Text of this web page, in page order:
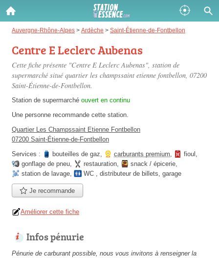
Auvergne-Rhône-Alpes > Ardèche > Saint-Étienne-de-Fontbellon
Centre E Leclerc Aubenas
Cette fiche présente "Centre E Leclerc Aubenas", station de
supermarché situé quartier les champssaint etienne fontbellon, 07200
Saint-Étienne-de-Fontbellon.
Station de supermarché ouvert en continu
Une personne recommande cette station.
Quartier Les Champssaint Etienne Fontbellon
07200 Saint-Étienne-de-Fontbellon
Services :
bouteilles de gaz, carburants premium, fioul ,
gonflage de pneu, restauration, snack / épicerie,
station de lavage, WC , distributeur de billets, garage
Je recommande
Améliorer cette fiche
Infos pénurie
Pénurie de carburant possible, nous vous invitons à renseigner la
Gazole :
Disponible Épuisé
SP 98 :
Disponible
Disponible